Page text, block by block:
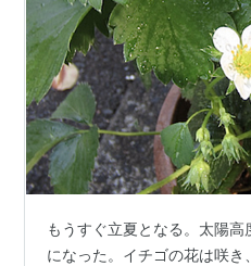
もうすぐ立夏となる。太陽
になった。イチゴの花は咲き